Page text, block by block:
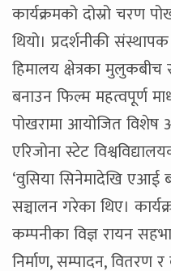
कार्यक्रमको दोस्रो चरण
थियो। प्रदर्शनीकी
हिमालय क्षेत्रका
बनाउन फिल्म महत्वपूर्ण
पोखरामा आयोजित विशेष
एरिजोना स्टेट
‘वुसिया सिनेमादेखि
सञ्चालन गरेका थिए।
कम्पनीका विज्ञ रायन
निर्माण, सम्पादन, वितरण